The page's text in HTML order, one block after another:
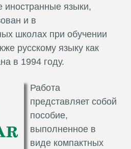
иностранные языки,
и в
школах при обучении
русскому языку как
в 1994 году.
Работа
представляет собой
пособие,
выполненное в
виде компактных